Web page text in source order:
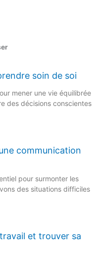
soin de soi
mener une vie équilibrée
des décisions conscientes
communication
pour surmonter les
des situations difficiles
et trouver sa